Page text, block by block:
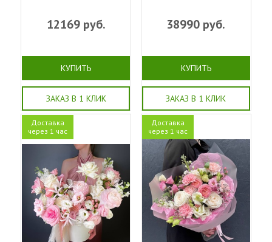
12169руб.
КУПИТЬ
ЗАКАЗ В 1 КЛИК
38990 руб.
КУПИТЬ
ЗАКАЗ В 1 КЛИК
Доставка
через 1 час
Доставка
через 1 час